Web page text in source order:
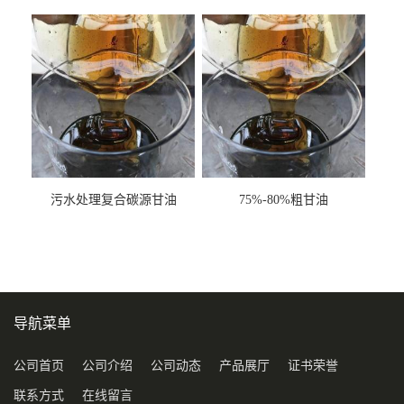
污水处理复合碳源甘油
75%-80%粗甘油
导航菜单
公司首页 公司介绍 公司动态 产品展厅 证书荣誉
联系方式 在线留言